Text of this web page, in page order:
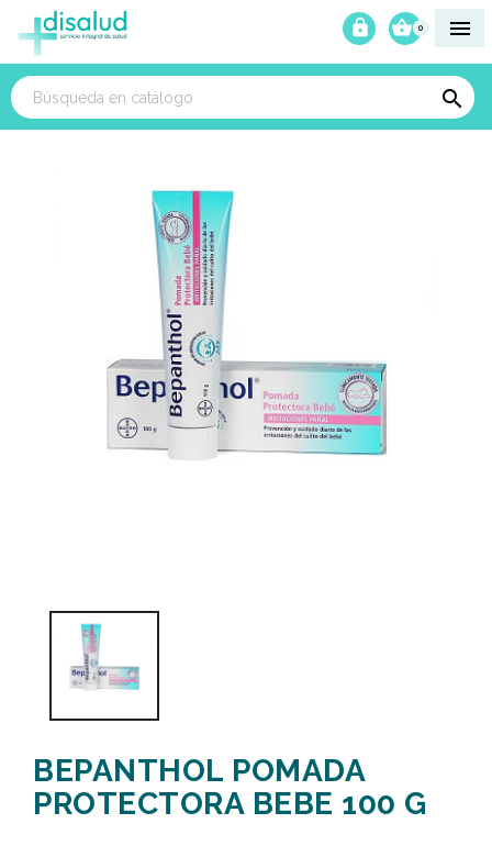

0



BEPANTHOL POMADA
PROTECTORA BEBE 100 G